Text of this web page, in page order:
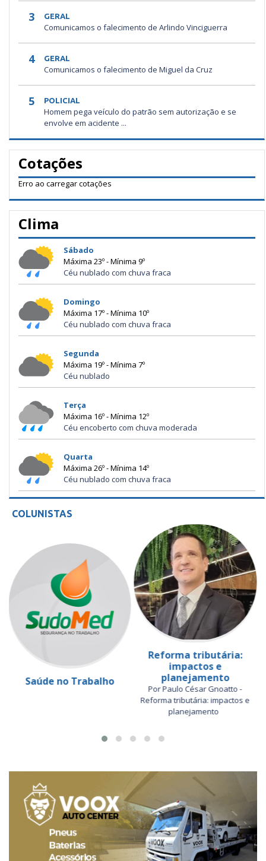
3 GERAL
Comunicamos o falecimento de Arlindo Vinciguerra
4 GERAL
Comunicamos o falecimento de Miguel da Cruz
5 POLICIAL
Homem pega veículo do patrão sem autorização e se
envolve em acidente ...
Cotações
Erro ao carregar cotações
Clima
Sábado
Máxima 23º - Mínima 9º
Céu nublado com chuva fraca
Domingo
Máxima 17º - Mínima 10º
Céu nublado com chuva fraca
Segunda
Máxima 19º - Mínima 7º
Céu nublado
Terça
Máxima 16º - Mínima 12º
Céu encoberto com chuva moderada
Quarta
Máxima 26º - Mínima 14º
Céu nublado com chuva fraca
COLUNISTAS
Saúde no Trabalho
Reforma tributária:
impactos e
planejamento
Por Paulo César Gnoatto -
Reforma tributária: impactos e
planejamento